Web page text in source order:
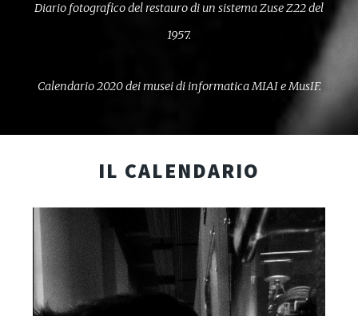
Diario fotografico del restauro di un sistema Zuse Z22 del
1957.
Calendario 2020 dei musei di informatica MIAI e MusIF.
IL CALENDARIO